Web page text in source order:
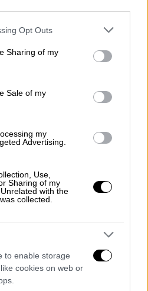
app uses one or more Google
behaviour. You may click to
and its third-party tags to
purposes in below Google
Opt Outs
Sharing of my
Sale of my
my
Advertising.
Use,
Sharing of my
with the
collected.
to enable storage
cookies on web or
σε αυτές
πρώην
Αλβανίας
Μπερίσα
τα αποτελέσματα και
του να
Μαΐου, την ημέρα που
χωρών θα βρίσκονται
τις εκλογές –
στη συνέντευξη
Μίλησε για
να παρουσιάσει
οξεία ρητορική που
κατά την προεκλογική